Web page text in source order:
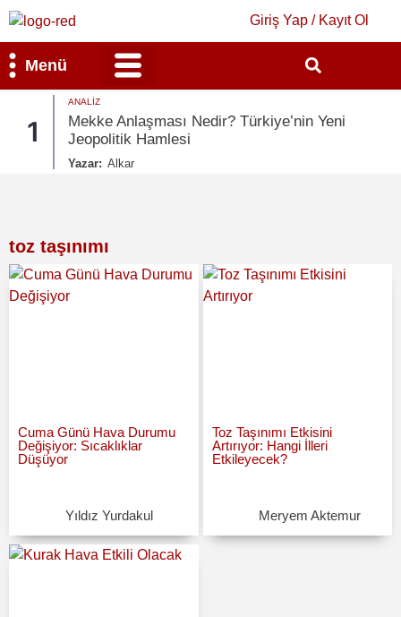
Giriş Yap / Kayıt Ol
Menü
1
ANALIZ
Mekke Anlaşması Nedir? Türkiye’nin Yeni
Jeopolitik Hamlesi
Yazar: Alkar
toz taşınımı
Cuma Günü Hava Durumu
Değişiyor: Sıcaklıklar
Düşüyor
Yıldız Yurdakul
Toz Taşınımı Etkisini
Artırıyor: Hangi İlleri
Etkileyecek?
Meryem Aktemur